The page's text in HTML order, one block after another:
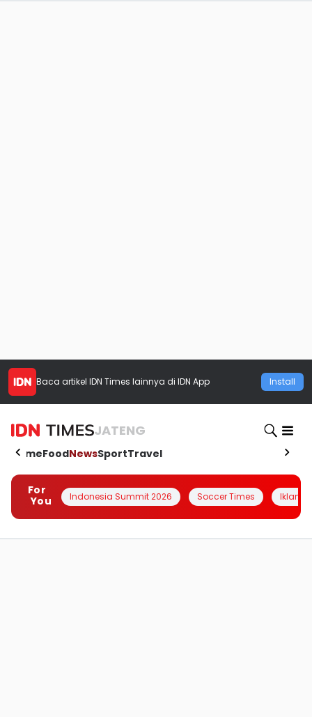
Baca artikel IDN Times lainnya di IDN App Install
JATENG
HomeFoodNewsSportTravel
For
You
Indonesia Summit 2026 Soccer Times Iklanin